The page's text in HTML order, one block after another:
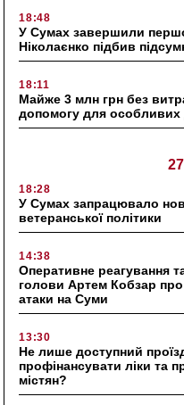
18:48
У Сумах завершили
Ніколаєнко підбив
18:11
Майже 3 млн грн без
допомогу для особливих
18:28
У Сумах запрацювало
ветеранської політики
14:38
Оперативне реагування
голови Артем Кобзар про
атаки на Суми
13:30
Не лише доступний
профінансувати ліки та
містян?